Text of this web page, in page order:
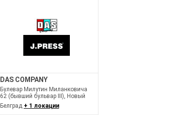
DAS COMPANY
Булевар Милутин Миланковича
62 (бывший бульвар III), Новый
Белград + 1 локации